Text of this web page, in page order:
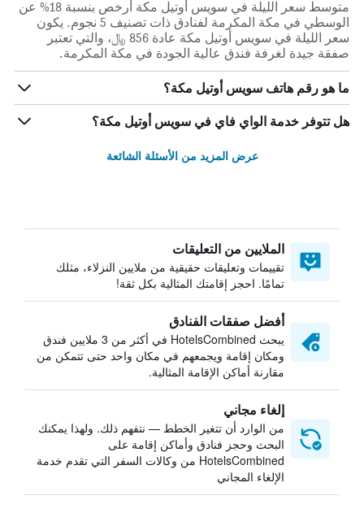
متوسط سعر الليلة في سويس أوتيل مكة أرخص بنسبة 18% عن
الوسطي في مكة المكرمة لفنادق ذات تصنيف 5 نجوم. يكون
سعر الليلة في سويس أوتيل مكة عادة 856 ﷼، والتي تعتبر
صفقة جيدة لغرفة فندق عالية الجودة في مكة المكرمة.
ما هو رقم هاتف سويس أوتيل مكة؟
هل تتوفر خدمة الواي فاي في سويس أوتيل مكة؟
عرض المزيد من الأسئلة الشائعة
الملايين من التعليقات
تقييمات وتعليقات حقيقية من ملايين النزلاء، مثلك
تمامًا. احجز إقامتك المثالية بكل ثقة!
أفضل صفقات الفنادق
يبحث HotelsCombined في أكثر من 3 ملايين فندق
ومكان إقامة ويجمعهم في مكان واحد حتى تتمكن من
مقارنة أماكن الإقامة المثالية.
إلغاء مجاني
من الوارد أن تتغير الخطط — نتفهم ذلك. ولهذا يمكنك
البحث وحجز فنادق وأماكن إقامة على
HotelsCombined من وكالات السفر التي تقدم خدمة
الإلغاء المجاني